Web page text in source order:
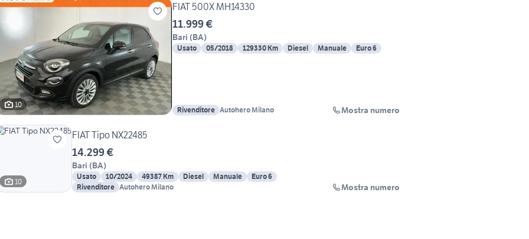
10
FIAT 500X MH14330
11.999 €
Bari (BA)
Usato 05/2018 129330 Km Diesel Manuale Euro 6
Rivenditore Autohero Milano Mostra numero
10
FIAT Tipo NX22485
14.299 €
Bari (BA)
Usato 10/2024 49387 Km Diesel Manuale
Euro 6
Rivenditore Autohero Milano Mostra numero